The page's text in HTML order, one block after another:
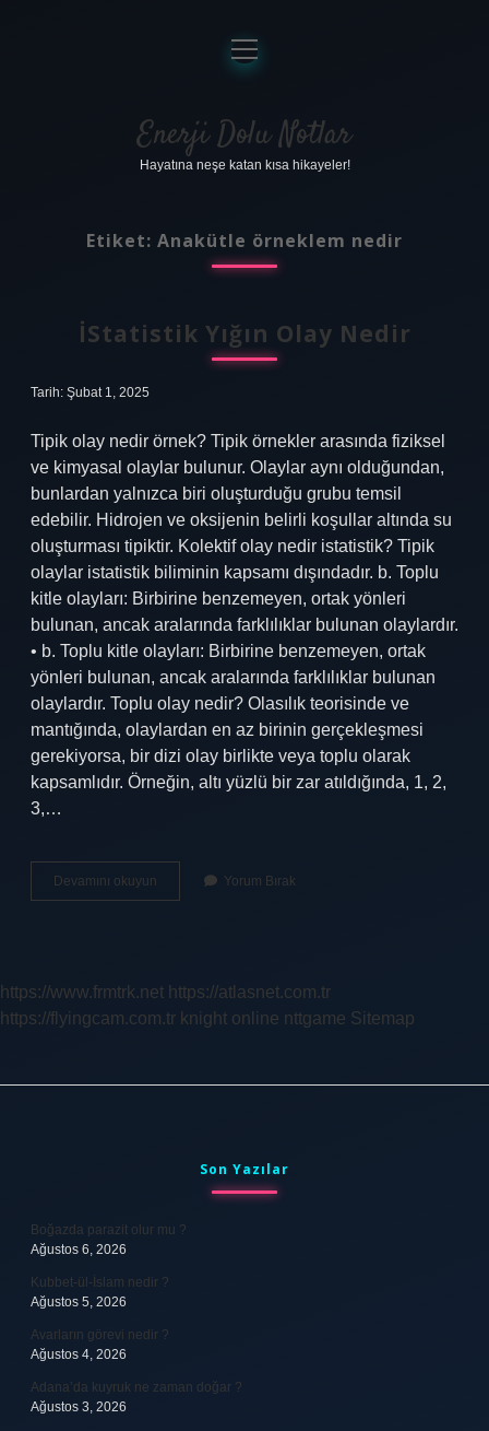
Anasayfa
Gizlilik Politikası
Yasal Uyarı
menüyü
aç
Enerji Dolu Notlar
Hayatına neşe katan kısa hikayeler!
Etiket: Anakütle örneklem nedir
İStatistik Yığın Olay Nedir
Tarih: Şubat 1, 2025
Tipik olay nedir örnek? Tipik örnekler arasında fiziksel
ve kimyasal olaylar bulunur. Olaylar aynı olduğundan,
bunlardan yalnızca biri oluşturduğu grubu temsil
edebilir. Hidrojen ve oksijenin belirli koşullar altında su
oluşturması tipiktir. Kolektif olay nedir istatistik? Tipik
olaylar istatistik biliminin kapsamı dışındadır. b. Toplu
kitle olayları: Birbirine benzemeyen, ortak yönleri
bulunan, ancak aralarında farklılıklar bulunan olaylardır.
• b. Toplu kitle olayları: Birbirine benzemeyen, ortak
yönleri bulunan, ancak aralarında farklılıklar bulunan
olaylardır. Toplu olay nedir? Olasılık teorisinde ve
mantığında, olaylardan en az birinin gerçekleşmesi
gerekiyorsa, bir dizi olay birlikte veya toplu olarak
kapsamlıdır. Örneğin, altı yüzlü bir zar atıldığında, 1, 2,
3,…
Devamını okuyun İStatistik
Yığın
Yorum Bırak
https://www.frmtrk.net https://atlasnet.com.tr
https://flyingcam.com.tr knight online nttgame Sitemap
Son Yazılar
Boğazda parazit olur mu ?
Ağustos 6, 2026
Kubbet-ül-İslam nedir ?
Ağustos 5, 2026
Avarların görevi nedir ?
Ağustos 4, 2026
Adana’da kuyruk ne zaman doğar ?
Ağustos 3, 2026